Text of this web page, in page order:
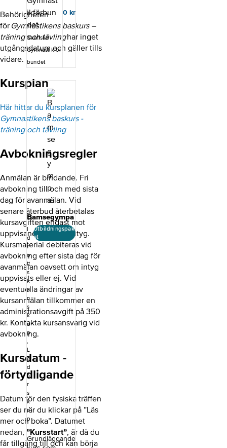
Behörigheten
för Gymnastikens baskurs –
träning och tävlinghar inget
utgångsdatum och gäller tills
vidare.
Kursplan
Här hittar du kursplanen för
Gymnastikens baskurs -
träning och tävling
Avbokningsregler
Anmälan är bindande. Fri
avbokning till och med sista
dag för avanmälan. Vid
senare återbud återbetalas
kursavgiften endast mot
uppvisande av läkarintyg.
Kursmaterial debiteras vid
avbokning efter sista dag för
avanmälan oavsett om intyg
uppvisats eller ej. Vid
eventuella ändringar av
kursanmälan tillkommer en
administrationsavgift på 350
kr. Kontakta kursansvarig vid
avbokning.
Kursdatum -
förtydligande
Datum för den fysiska träffen
ser du när du klickar på ”Läs
mer och boka”. Datumet
nedan, ”Kursstart”, är då du
får tillgång till och kan börja
om
gymnastikens
ledarskap,
rörelsemönster
,
uppförandekod
en,
utvecklingsmo
dellen och om
idrottsrörelsen.
Kursupplägg
Kursen består
av digitala
självstudier
som du utför
på egen hand.
För vem Alla
ledare inom
Gymnastikförb
undets
medlemsföreni
ngar ska
genomföra
Intro Svensk
Gymnastik. Det
är viktigt att du
som ledare
förstår kursens
innehåll och
även tillämpar
det i praktiken,
i din vardag
som ledare. Att
efterleva
innehållet är
inte en
engångshändel
se, utan en
kontinuerlig
process. Om
du vill delta på
någon av
Gymnastikförb
undets andra
kurser är det
även ett krav
att du gått den
här kursen
först.&nbsp;
Svenska
Gymnastikför
bundet
0 kr
Bamsegympa
I
d
r
o
tt
s
k
u
n
s
k
a
p
,
L
e
d
a
r
s
k
a
p
Utbildningspak
et
Grundläggande